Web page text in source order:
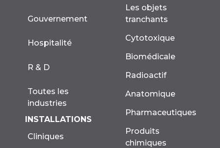
Gouvernement
Hospitalité
R & D
Toutes les
industries
INSTALLATIONS
Cliniques
Les objets
tranchants
Cytotoxique
Biomédicale
Radioactif
Anatomique
Pharmaceutiques
Produits
chimiques